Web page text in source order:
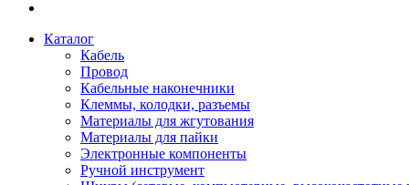
Каталог
Кабель
Провод
Кабельные наконечники
Клеммы, колодки, разъемы
Материалы для жгутования
Материалы для пайки
Электронные компоненты
Ручной инструмент